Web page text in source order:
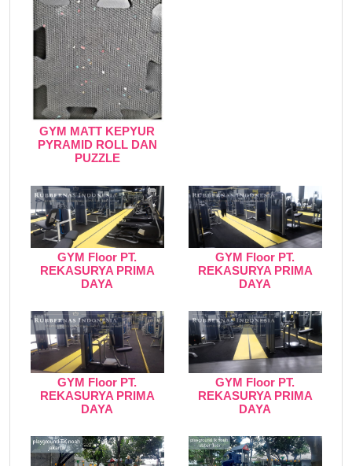
GYM MATT KEPYUR
PYRAMID ROLL DAN
PUZZLE
GYM Floor PT.
REKASURYA PRIMA
DAYA
GYM Floor PT.
REKASURYA PRIMA
DAYA
GYM Floor PT.
REKASURYA PRIMA
DAYA
GYM Floor PT.
REKASURYA PRIMA
DAYA